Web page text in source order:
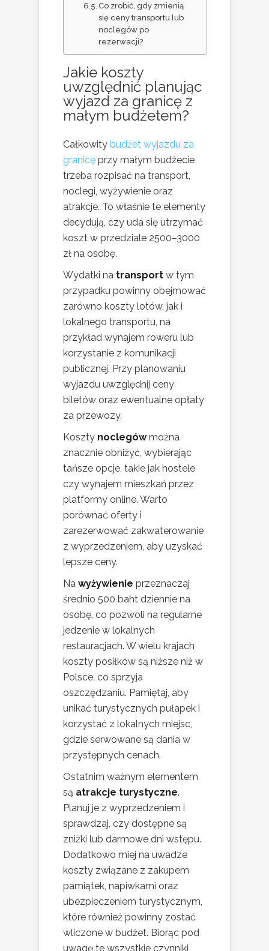
Co zrobić, gdy zmienią
się ceny transportu lub
noclegów po
rezerwacji?
Jakie koszty
uwzględnić planując
wyjazd za granicęz
małym budżetem?
Całkowity budżet wyjazdu za
granicę przy małym budżecie
trzeba rozpisać na transport,
noclegi, wyżywienie oraz
atrakcje. To właśnie te elementy
decydują, czy uda się utrzymać
koszt w przedziale 2500–3000
zł na osobę.
Wydatki na transport w tym
przypadku powinny obejmować
zarówno koszty lotów, jak i
lokalnego transportu, na
przykład wynajem roweru lub
korzystanie z komunikacji
publicznej. Przy planowaniu
wyjazdu uwzględnij ceny
biletów oraz ewentualne opłaty
za przewozy.
Koszty noclegówmożna
znacznie obniżyć, wybierając
tańsze opcje, takie jak hostele
czy wynajem mieszkań przez
platformy online. Warto
porównać oferty i
zarezerwować zakwaterowanie
z wyprzedzeniem, aby uzyskać
lepsze ceny.
Na wyżywienie przeznaczaj
średnio 500 baht dziennie na
osobę, co pozwoli na regularne
jedzenie w lokalnych
restauracjach. W wielu krajach
koszty posiłków są niższe niż w
Polsce, co sprzyja
oszczędzaniu. Pamiętaj, aby
unikać turystycznych pułapek i
korzystać z lokalnych miejsc,
gdzie serwowane są dania w
przystępnych cenach.
Ostatnim ważnym elementem
są atrakcje turystyczne.
Planuj je z wyprzedzeniem i
sprawdzaj, czy dostępne są
zniżki lub darmowe dni wstępu.
Dodatkowo miej na uwadze
koszty związane z zakupem
pamiątek, napiwkami oraz
ubezpieczeniem turystycznym,
które również powinny zostać
wliczone w budżet. Biorąc pod
uwagę te wszystkie czynniki,